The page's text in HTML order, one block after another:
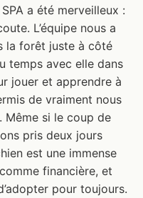
a été merveilleux :
L’équipe nous a
la forêt juste à côté
temps avec elle dans
jouer et apprendre à
de vraiment nous
Même si le coup de
pris deux jours
est une immense
financière, et
pour toujours.